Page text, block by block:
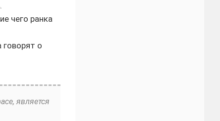
чего ранка
о
является